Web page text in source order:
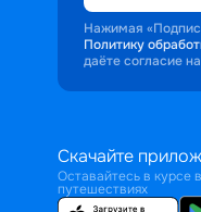
Нажимая
Политику
даёте согласие
Скачайте
Оставайтесь в курсе
путешествиях